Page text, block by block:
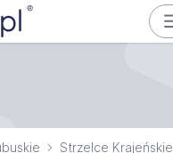
Strzelce Krajeńskie